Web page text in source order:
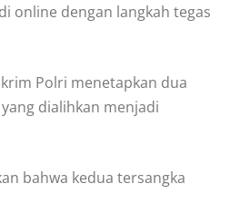
online dengan langkah tegas
Polri menetapkan dua
dialihkan menjadi
bahwa kedua tersangka